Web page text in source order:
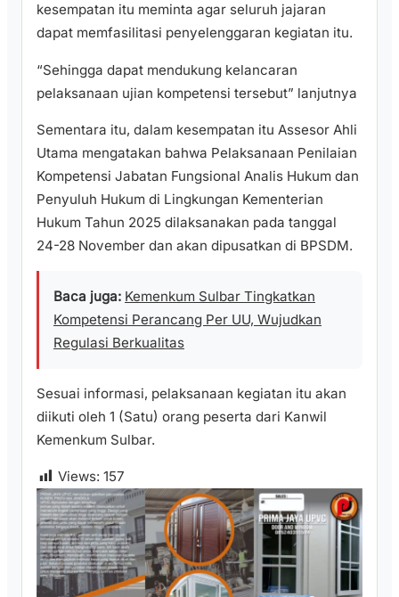
kesempatan itu meminta agar seluruh jajaran
dapat memfasilitasi penyelenggaran kegiatan itu.
“Sehingga dapat mendukung kelancaran
pelaksanaan ujian kompetensi tersebut” lanjutnya
Sementara itu, dalam kesempatan itu Assesor Ahli
Utama mengatakan bahwa Pelaksanaan Penilaian
Kompetensi Jabatan Fungsional Analis Hukum dan
Penyuluh Hukum di Lingkungan Kementerian
Hukum Tahun 2025 dilaksanakan pada tanggal
24-28 November dan akan dipusatkan di BPSDM.
Baca juga: Kemenkum Sulbar Tingkatkan
Kompetensi Perancang Per UU, Wujudkan
Regulasi Berkualitas
Sesuai informasi, pelaksanaan kegiatan itu akan
diikuti oleh 1 (Satu) orang peserta dari Kanwil
Kemenkum Sulbar.
Views: 157